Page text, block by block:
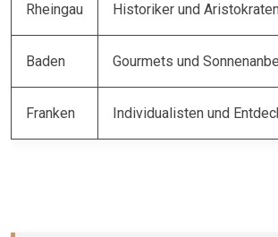
Rheingau Historiker und
Baden Gourmets und
Franken Individualisten und